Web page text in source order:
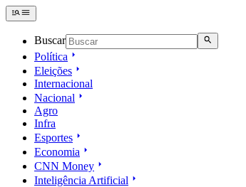
Buscar
Política
Eleições
Internacional
Nacional
Agro
Infra
Esportes
Economia
CNN Money
Inteligência Artificial